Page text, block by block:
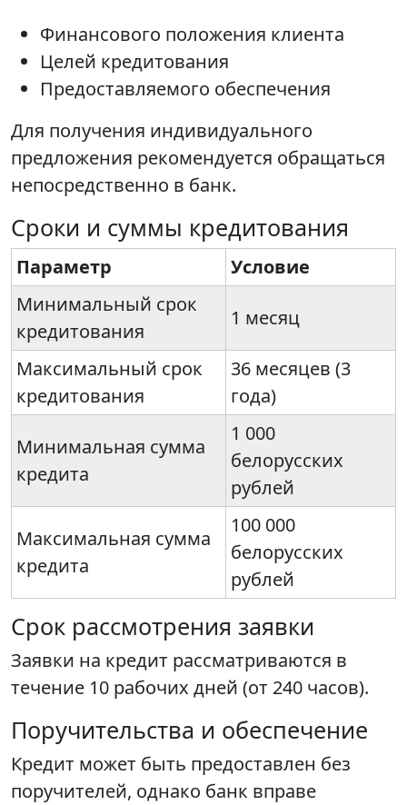
Финансового положения клиента
Целей кредитования
Предоставляемого обеспечения
Для получения индивидуального
предложения рекомендуется обращаться
непосредственно в банк.
Сроки и суммы кредитования
Параметр
Условие
Минимальный срок
кредитования
1 месяц
Максимальный срок
кредитования
36 месяцев (3
года)
Минимальная сумма
кредита
1 000
белорусских
рублей
Максимальная сумма
кредита
100 000
белорусских
рублей
Срок рассмотрения заявки
Заявки на кредит рассматриваются в
течение 10 рабочих дней (от 240 часов).
Поручительства и обеспечение
Кредит может быть предоставлен без
поручителей, однако банк вправе